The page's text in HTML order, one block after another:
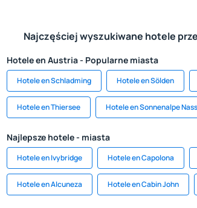
Najczęściej wyszukiwane hotele
Hotele en Austria - Popularne miasta
Hotele en Schladming Hotele en Sölden
Hotele en Thiersee Hotele en Sonnenalpe
Najlepsze hotele - miasta
Hotele en Ivybridge Hotele en Capolona
Hotele en Alcuneza Hotele en Cabin John